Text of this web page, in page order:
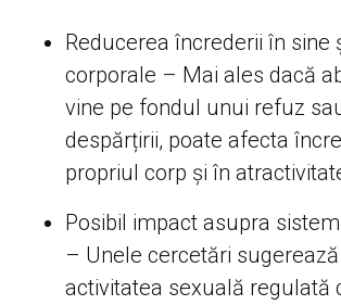
Reducerea încrederii în sine
corporale – Mai ales dacă
vine pe fondul unui refuz
despărțirii, poate afecta
propriul corp și în
Posibil impact asupra
– Unele cercetări
activitatea sexuală regulată